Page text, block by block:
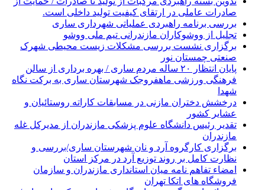
صادرات عاملی در ارتقای کیفیت تولید داخلی است.
بررسی برنامه راهبردی عملیاتی شهرداری ساری
تجلیل از ووشوکاران مازندرانی تیم ملی ووشو
برگزاری نشست بررسی مشکلات زیست محیطی شهرک
صنعتی چمستان نور
پایان انتظار ۲۰ ساله مردم ساری / بهره برداری از سالن
فرهنگی ورزشی ماهفروجک شهرستان ساری به برکت نگاه
شهدا
درخشش دختران مازنی در مسابقات کاراته روستائیان و
عشایر کشور
تقدیر رئیس دانشگاه علوم پزشکی مازندران از مدیرکل غله
مازندران
برگزاری کارگروه آرد و نان شهرستان ساری/بررسی و
نظارت کامل بر روند توزیع آرد در مرکز استان
امضاء تفاهم نامه میان استانداری مازندران و سازمان
فروشگاه های اتکا تهران